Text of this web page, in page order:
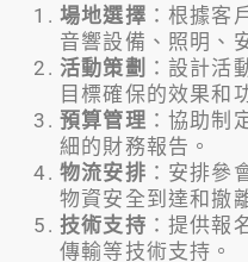
場地選擇 ：根據客
音響設備、照明、
活動策劃 ：設計活
目標確保的效果和
預算管理 ：協助制
細的財務報告。
物流安排 ：安排參
物資安全到達和撤
技術支持 ：提供報
傳輸等技術支持。